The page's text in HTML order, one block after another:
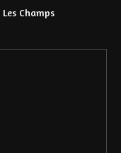
Les Champs